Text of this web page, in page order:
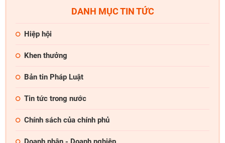
DANH MỤC TIN TỨC
Hiệp hội
Khen thưởng
Bản tin Pháp Luật
Tin tức trong nước
Chính sách của chính phủ